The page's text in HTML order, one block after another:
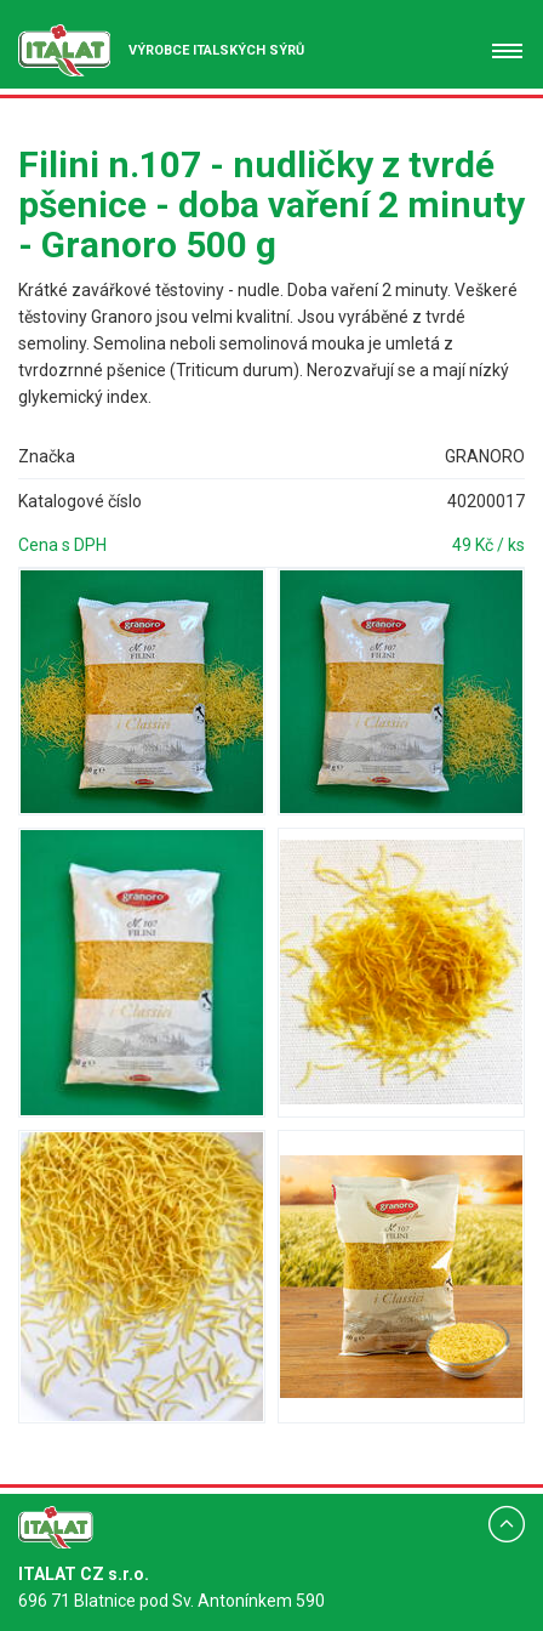
VÝROBCE ITALSKÝCH SÝRŮ
Filini n.107 - nudličky z tvrdé
pšenice - doba vaření 2 minuty
- Granoro 500 g
Krátké zavářkové těstoviny - nudle. Doba vaření 2 minuty. Veškeré
těstoviny Granoro jsou velmi kvalitní. Jsou vyráběné z tvrdé
semoliny. Semolina neboli semolinová mouka je umletá z
tvrdozrnné pšenice (Triticum durum). Nerozvařují se a mají nízký
glykemický index.
Značka GRANORO
Katalogové číslo 40200017
Cena s DPH 49 Kč / ks
ITALAT CZ s.r.o.
696 71 Blatnice pod Sv. Antonínkem 590